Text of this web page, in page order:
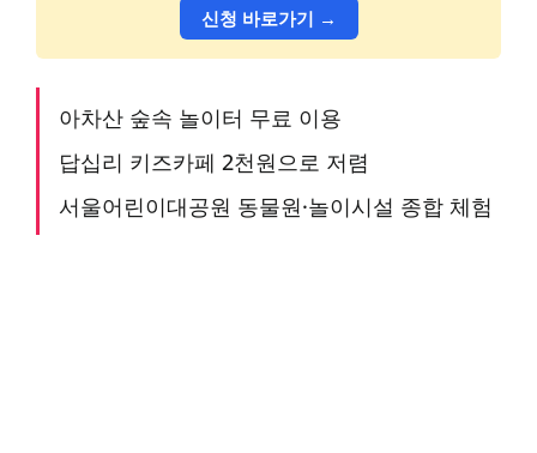
신청 바로가기 →
아차산 숲속 놀이터 무료 이용
답십리 키즈카페 2천원으로 저렴
서울어린이대공원 동물원·놀이시설 종합 체험